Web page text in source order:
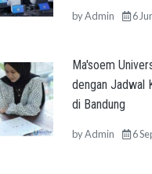
byAdmin 6
Ma'soem
dengan Jadwal
di Bandung
byAdmin 6